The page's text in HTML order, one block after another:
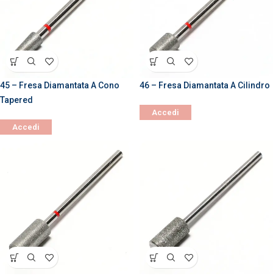
45 – Fresa Diamantata A Cono
Tapered
Accedi
46 – Fresa Diamantata A Cilindro
Accedi